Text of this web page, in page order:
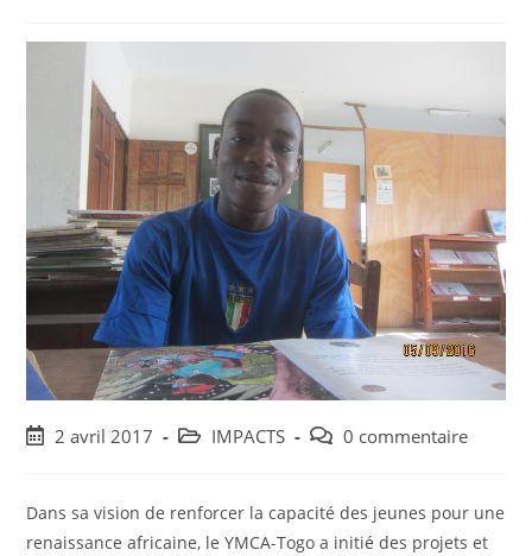
2 avril 2017 IMPACTS 0 commentaire
Dans sa vision de renforcer la capacité des jeunes pour une
renaissance africaine, le YMCA-Togo a initié des projets et